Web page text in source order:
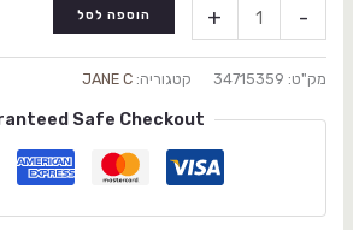
-
+ הוספה לסל
מק"ט: 34715359 קטגוריה: JANE C
Safe Checkout